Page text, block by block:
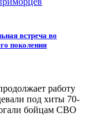
встреча во
поколения
работу
под хиты 70-
бойцам СВО